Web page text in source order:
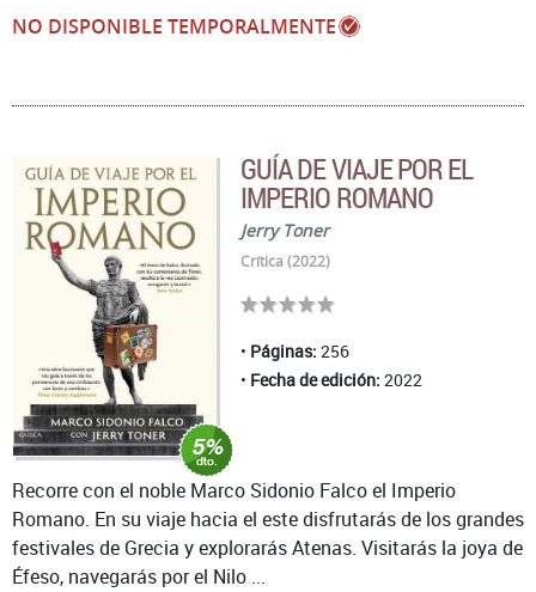
NO DISPONIBLE TEMPORALMENTE
GUÍA DE VIAJE POR EL
IMPERIO ROMANO
Jerry Toner
Crítica (2022)
Páginas: 256
Fecha de edición: 2022
Recorre con el noble Marco Sidonio Falco el Imperio
Romano. En su viaje hacia el este disfrutarás de los grandes
festivales de Grecia y explorarás Atenas. Visitarás la joya de
Éfeso, navegarás por el Nilo ...